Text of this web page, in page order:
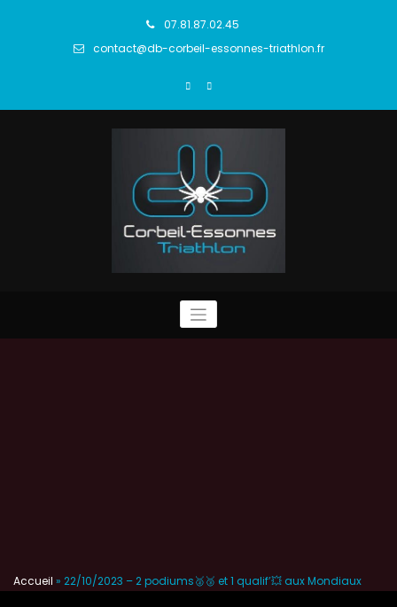
07.81.87.02.45
contact@db-corbeil-essonnes-triathlon.fr
Accueil » 22/10/2023 – 2 podiums🥈🥉 et 1 qualif’💥 aux Mondiaux